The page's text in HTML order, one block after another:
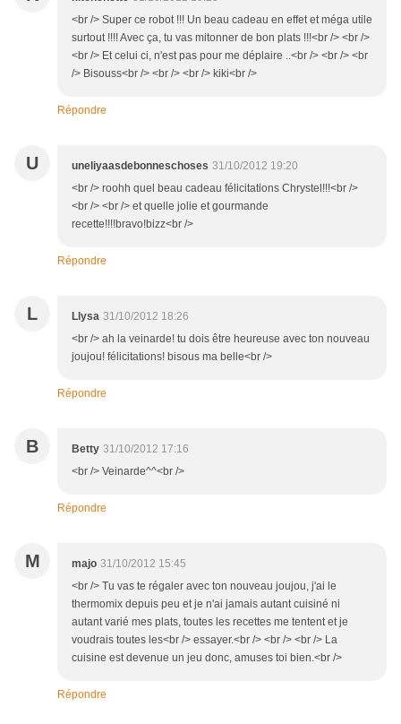
<br /> Super ce robot !!! Un beau cadeau en effet et méga utile
surtout !!!! Avec ça, tu vas mitonner de bon plats !!!<br /> <br />
<br /> Et celui ci, n'est pas pour me déplaire ..<br /> <br /> <br
/> Bisouss<br /> <br /> <br /> kiki<br />
Répondre
U uneliyaasdebonneschoses 31/10/2012 19:20
<br /> roohh quel beau cadeau félicitations Chrystel!!!<br />
<br /> <br /> et quelle jolie et gourmande
recette!!!!bravo!bizz<br />
Répondre
L Llysa 31/10/2012 18:26
<br /> ah la veinarde! tu dois être heureuse avec ton nouveau
joujou! félicitations! bisous ma belle<br />
Répondre
B Betty 31/10/2012 17:16
<br /> Veinarde^^<br />
Répondre
M majo 31/10/2012 15:45
<br /> Tu vas te régaler avec ton nouveau joujou, j'ai le
thermomix depuis peu et je n'ai jamais autant cuisiné ni
autant varié mes plats, toutes les recettes me tentent et je
voudrais toutes les<br /> essayer.<br /> <br /> <br /> La
cuisine est devenue un jeu donc, amuses toi bien.<br />
Répondre